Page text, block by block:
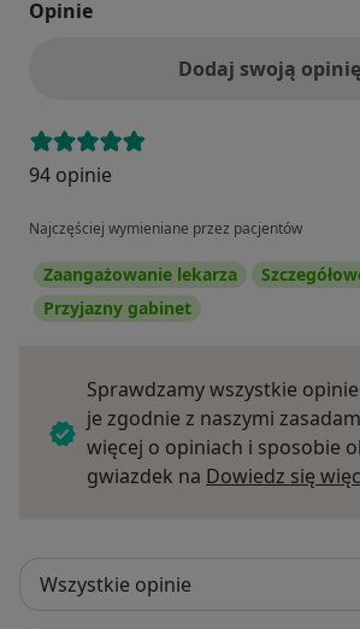
Opinie
Dodaj swoją opinię
94 opinie
Najczęściej wymieniane przez pacjentów
Zaangażowanie lekarza
Przyjazny gabinet
Sprawdzamy wszystkie
je zgodnie z naszymi
więcej o opiniach i sposobie
gwiazdek na Dowiedz się